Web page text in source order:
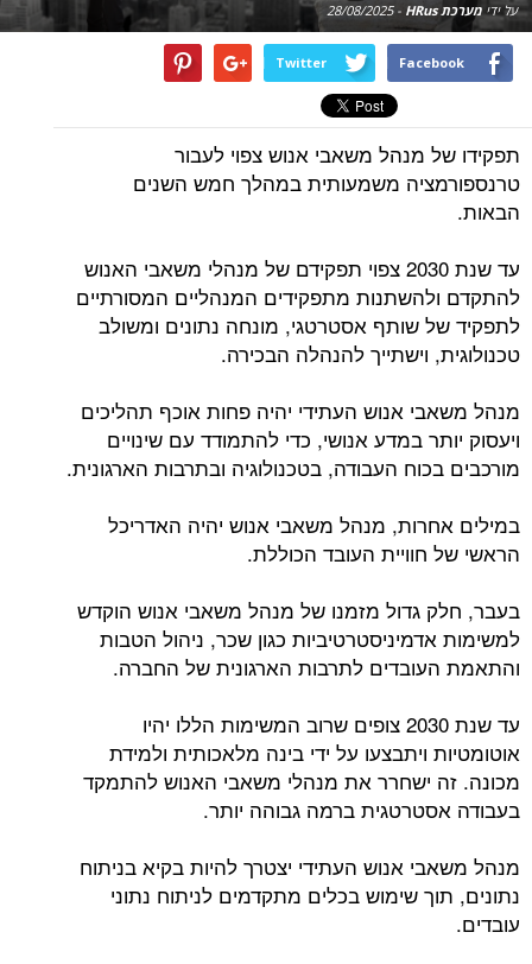
על ידי מערכת HRus -
28/08/2025
Facebook
Twitter
תפקידו של מנהל משאבי אנוש צפוי לעבור
טרנספורמציה משמעותית במהלך חמש השנים
הבאות.
עד שנת 2030 צפוי תפקידם של מנהלי משאבי האנוש
להתקדם ולהשתנות מתפקידים המנהליים המסורתיים
לתפקיד של שותף אסטרטגי, מונחה נתונים ומשולב
טכנולוגית, וישתייך להנהלה הבכירה.
מנהל משאבי אנוש העתידי יהיה פחות אוכף תהליכים
ויעסוק יותר במדע אנושי, כדי להתמודד עם שינויים
מורכבים בכוח העבודה, בטכנולוגיה ובתרבות הארגונית.
במילים אחרות, מנהל משאבי אנוש יהיה האדריכל
הראשי של חוויית העובד הכוללת.
בעבר, חלק גדול מזמנו של מנהל משאבי אנוש הוקדש
למשימות אדמיניסטרטיביות כגון שכר, ניהול הטבות
והתאמת העובדים לתרבות הארגונית של החברה.
עד שנת 2030 צופים שרוב המשימות הללו יהיו
אוטומטיות ויתבצעו על ידי בינה מלאכותית ולמידת
מכונה. זה ישחרר את מנהלי משאבי האנוש להתמקד
בעבודה אסטרטגית ברמה גבוהה יותר.
מנהל משאבי אנוש העתידי יצטרך להיות בקיא בניתוח
נתונים, תוך שימוש בכלים מתקדמים לניתוח נתוני
עובדים.